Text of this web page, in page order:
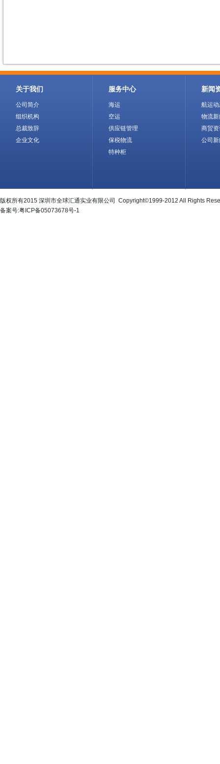
关于我们
公司简介
组织机构
总裁致辞
企业文化
服务中心
海运
空运
供应链管理
保税物流
特种柜
新闻
航运
物流
商贸
公司
版权所有2015 深圳市全球汇通实业有限公司 Copyright©1999-2012 All Rights
备案号:粤ICP备05073678号-1